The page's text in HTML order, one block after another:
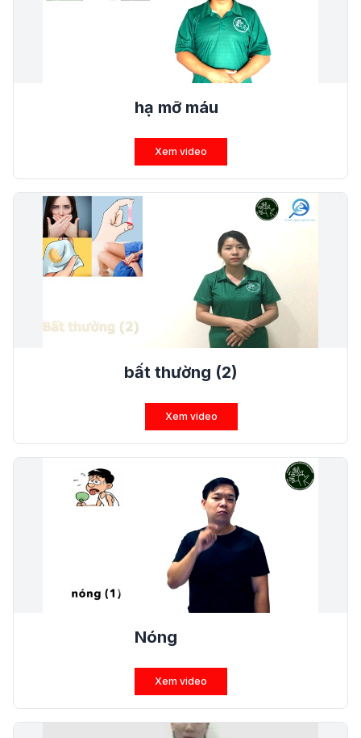
hạ mỡ máu
Xem video
bất thường (2)
Xem video
Nóng
Xem video